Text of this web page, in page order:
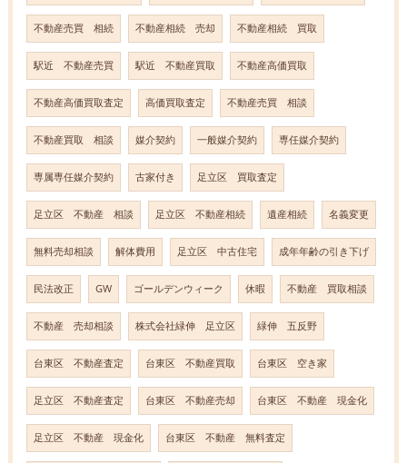
不動産売買 相続 不動産相続 売却 不動産相続 買取
駅近 不動産売買 駅近 不動産買取 不動産高価買取
不動産高価買取査定 高価買取査定 不動産売買 相談
不動産買取 相談 媒介契約 一般媒介契約 専任媒介契約
専属専任媒介契約 古家付き 足立区 買取査定
足立区 不動産 相談 足立区 不動産相続 遺産相続 名義変更
無料売却相談 解体費用 足立区 中古住宅 成年年齢の引き下げ
民法改正 GW ゴールデンウィーク 休暇 不動産 買取相談
不動産 売却相談 株式会社緑伸 足立区 緑伸 五反野
台東区 不動産査定 台東区 不動産買取 台東区 空き家
足立区 不動産査定 台東区 不動産売却 台東区 不動産 現金化
足立区 不動産 現金化 台東区 不動産 無料査定